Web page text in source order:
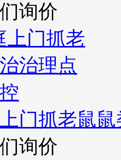
询价
门抓老鼠
询价